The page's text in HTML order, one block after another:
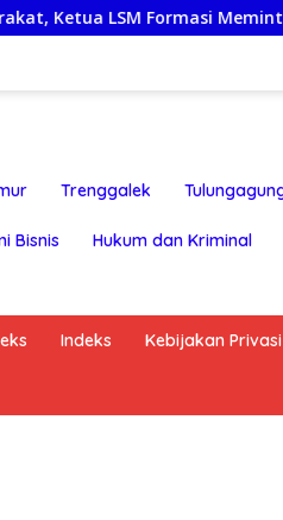
Meminta Bupati Tindak
Trenggalek
Bisnis Hukum dan Kriminal
Indeks Kebijakan Privasi